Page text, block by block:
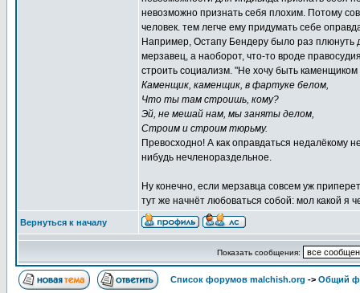
невозможно признать себя плохим. Потому
человек. тем легче ему придумать себе
Например, Остапу Бендеру было раз плюнуть
мерзавец, а наоборот, что-то вроде
строить социализм. "Не хочу быть
Каменщик, каменщик, в фартуке белом,
Что ты там строишь, кому?
Эй, не мешай нам, мы заняты делом,
Строим и строим тюрьму.
Превосходно! А как оправдаться недалёкому
нибудь нечленораздельное.
Ну конечно, если мерзавца совсем уж
тут же начнёт любоваться собой: мол какой я
Вернуться к началу
Показать сообщения:
Список форумов malchish.org -> Общий